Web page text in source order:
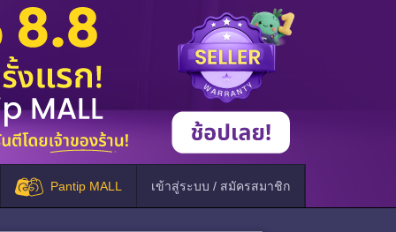
Pantip MALL เข้าสู่ระบบ / สมัครสมาชิก